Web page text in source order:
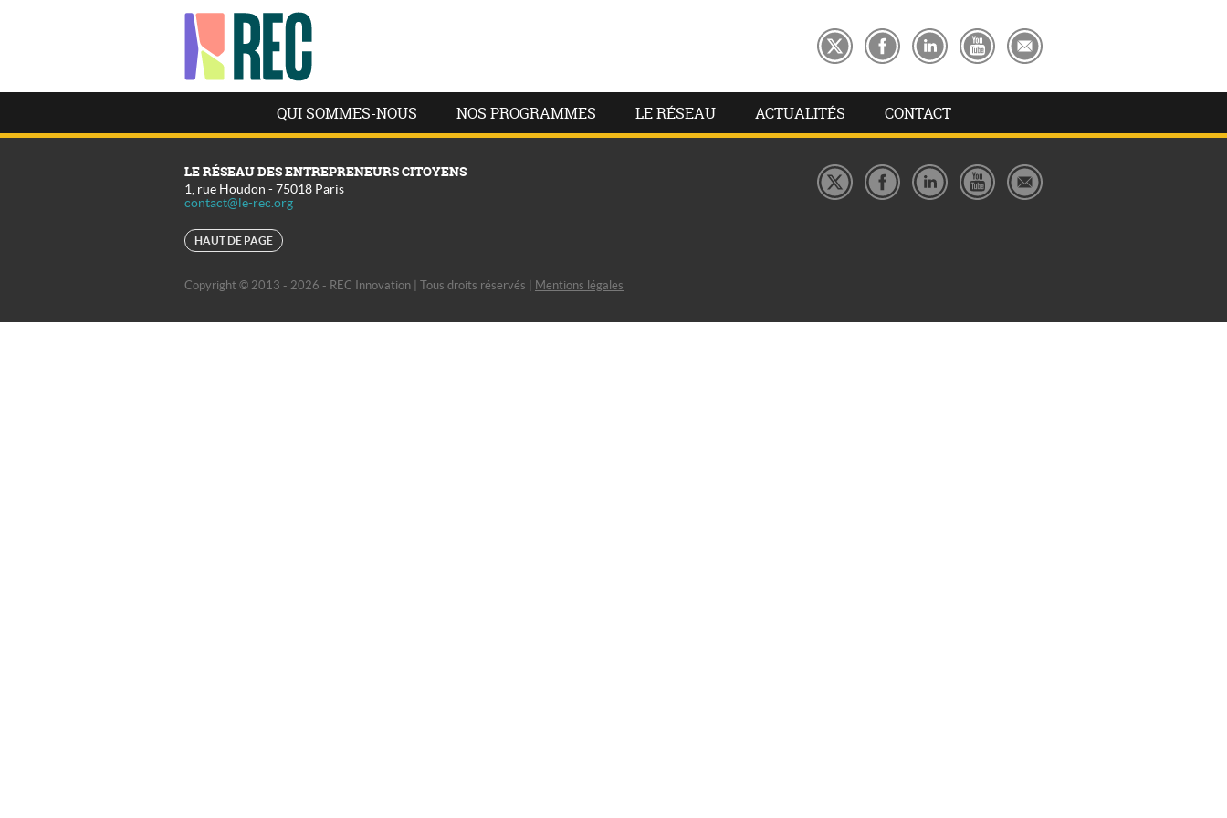
QUI SOMMES-NOUS NOS PROGRAMMES LE RÉSEAU ACTUALITÉS CONTACT
LE RÉSEAU DES ENTREPRENEURS CITOYENS
1, rue Houdon -75018 Paris
contact@le-rec.org
HAUT DE PAGE
Copyright © 2013 - 2026 - REC Innovation | Tous droits réservés | Mentions légales